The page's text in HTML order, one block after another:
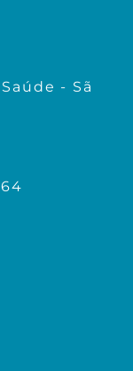
- Sã